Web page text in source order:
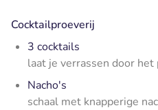
Cocktailproeverij
3 cocktails
laat je verrassen door
Nacho's
schaal met knapperige